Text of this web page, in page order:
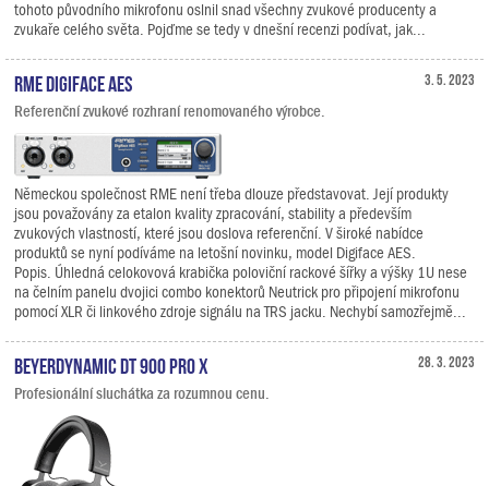
tohoto původního mikrofonu oslnil snad všechny zvukové producenty a
zvukaře celého světa. Pojďme se tedy v dnešní recenzi podívat, jak...
3. 5. 2023
RME Digiface AES
Referenční zvukové rozhraní renomovaného výrobce.
Německou společnost RME není třeba dlouze představovat. Její produkty
jsou považovány za etalon kvality zpracování, stability a především
zvukových vlastností, které jsou doslova referenční. V široké nabídce
produktů se nyní podíváme na letošní novinku, model Digiface AES.
Popis. Úhledná celokovová krabička poloviční rackové šířky a výšky 1U nese
na čelním panelu dvojici combo konektorů Neutrick pro připojení mikrofonu
pomocí XLR či linkového zdroje signálu na TRS jacku. Nechybí samozřejmě...
28. 3. 2023
Beyerdynamic DT 900 PRO X
Profesionální sluchátka za rozumnou cenu.